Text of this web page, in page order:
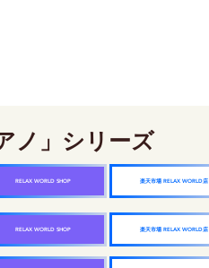
ノ」シリーズ
楽天市場 RELAX WORLD店
RELAX WORLD SHOP
楽天市場 RELAX WORLD店
RELAX WORLD SHOP